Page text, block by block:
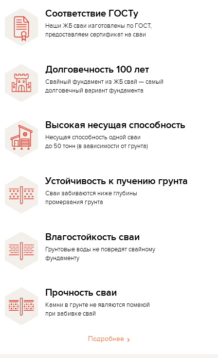
Соответствие ГОСТу
Наши ЖБ сваи изготовлены по ГОСТ,
предоставляем сертификат на сваи
Долговечность 100 лет
Свайный фундамент из ЖБ свай — самый
долговечный вариант фундамента
Высокая несущая способность
Несущая способность одной сваи
до 50 тонн (в зависимости от грунта)
Устойчивость к пучению грунта
Сваи забиваются ниже глубины
промерзания грунта
Влагостойкость сваи
Грунтовые воды не повредят свайному
фундаменту
Прочность сваи
Камни в грунте не являются помехой
при забивке свай
Подробнее